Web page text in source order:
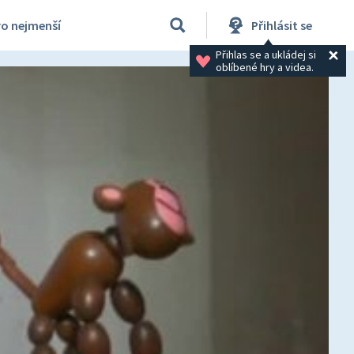
nejmenší Přihlásit se
Přihlas se a ukládej si
oblíbené hry a videa.